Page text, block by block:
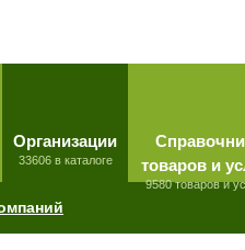
Организации
33606 в каталоге
товаров и
9580 товаров и